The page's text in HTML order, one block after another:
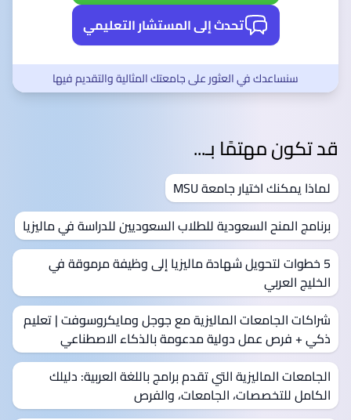
تحدث إلى المستشار التعليمي
سنساعدك في العثور على جامعتك المثالية والتقديم فيها
قد تكون مهتمًا بـ...
لماذا يمكنك اختيار جامعة MSU
برنامج المنح السعودية للطلاب السعوديين للدراسة في ماليزيا
5 خطوات لتحويل شهادة ماليزيا إلى وظيفة مرموقة في
الخليج العربي
شراكات الجامعات الماليزية مع جوجل ومايكروسوفت | تعليم
ذكي + فرص عمل دولية مدعومة بالذكاء الاصطناعي
الجامعات الماليزية التي تقدم برامج باللغة العربية: دليلك
الكامل للتخصصات، الجامعات، والفرص